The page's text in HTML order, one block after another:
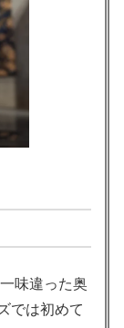
味違った奥
では初めて